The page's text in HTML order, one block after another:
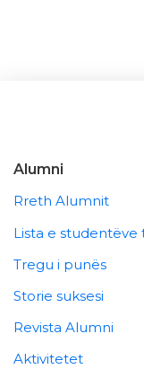
Alumni
Rreth Alumnit
Lista e
Tregu i punës
Storie suksesi
Revista Alumni
Aktivitetet